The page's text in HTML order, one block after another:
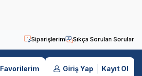
Siparişlerim Sıkça Sorulan Sorular
Favorilerim Giriş Yap Kayıt Ol